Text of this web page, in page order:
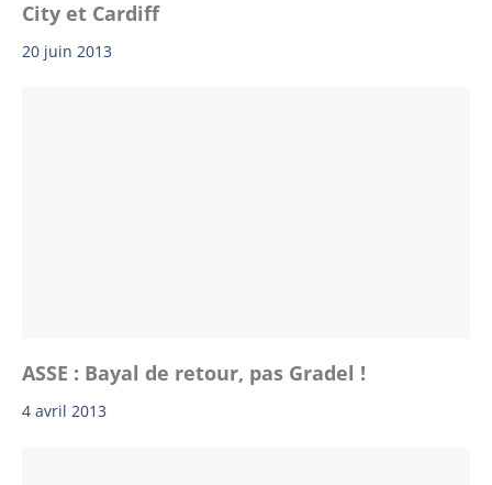
City et Cardiff
20 juin 2013
ASSE : Bayal de retour, pas Gradel !
4 avril 2013